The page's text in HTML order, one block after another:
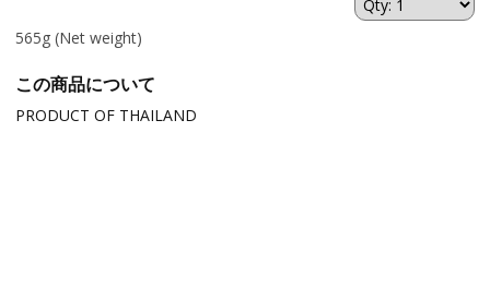
565g (Net weight)
この商品について
PRODUCT OF THAILAND